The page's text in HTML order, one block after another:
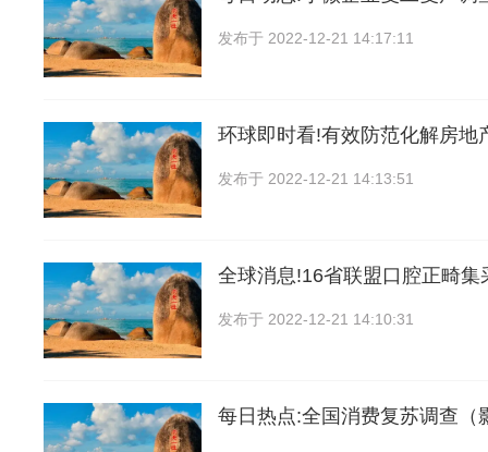
发布于 2022-12-21 14:17:11
环球即时看!有效防范化解房地
发布于 2022-12-21 14:13:51
全球消息!16省联盟口腔正畸集
发布于 2022-12-21 14:10:31
每日热点:全国消费复苏调查（